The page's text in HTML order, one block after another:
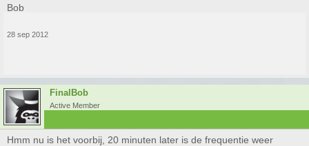
Bob
28 sep 2012
FinalBob
Active Member
Hmm nu is het voorbij, 20 minuten later is de frequentie weer